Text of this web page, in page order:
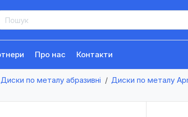
Про нас Контакти
Диски по металу абразивні Диски по металу